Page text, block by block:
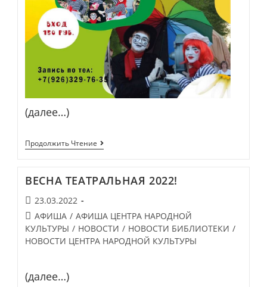
(далее…)
Продолжить Чтение «МИМ-
ШОУ»
У
ВЕСНА ТЕАТРАЛЬНАЯ 2022!
Запись
опубликована:
23.03.2022
Post
category:
АФИША / АФИША ЦЕНТРА НАРОДНОЙ
КУЛЬТУРЫ / НОВОСТИ / НОВОСТИ БИБЛИОТЕКИ /
НОВОСТИ ЦЕНТРА НАРОДНОЙ КУЛЬТУРЫ
(далее…)